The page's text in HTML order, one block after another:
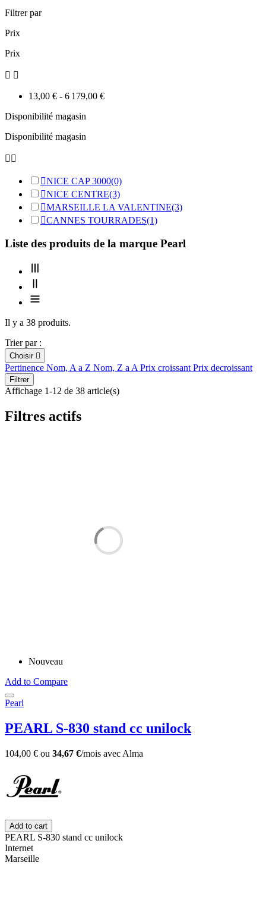
Filtrer par
Prix
Prix
 
13,00 € - 6 179,00 €
Disponibilité magasin
Disponibilité magasin
 
NICE CAP 3000(0)
NICE CENTRE(3)
MARSEILLE LA VALENTINE(3)
CANNES TOURRADES(1)
Liste des produits de la marque Pearl
Il y a 38 produits.
Trier par :
Choisir 
Pertinence Nom, A a Z Nom, Z a A Prix croissant Prix decroissant
Filtrer
Affichage 1-12 de 38 article(s)
Filtres actifs
Nouveau
Add to Compare
Pearl
PEARL S-830 stand cc unilock
104,00 € ou 34,67 €/mois avec Alma
Add to cart
PEARL S-830 stand cc unilock
Internet
Marseille